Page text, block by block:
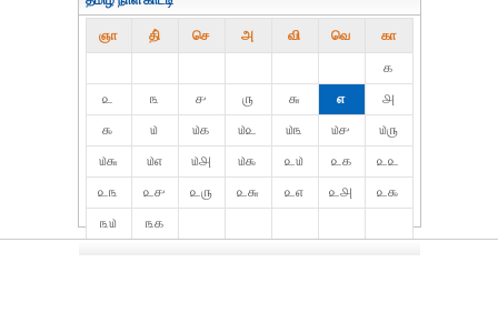
ஞா தி் செ அ வி வெ கா
௧
௨
௩ ௪ ௫ ௬ ௭
௮
௯
௰ ௰௧ ௰௨ ௰௩ ௰௪
௰௫
௰௬
௰௭ ௰௮ ௰௯ ௨௰ ௨௧
௨௨
௨௩
௨௪ ௨௫ ௨௬ ௨௭ ௨௮
௨௯
௩௰
௩௧